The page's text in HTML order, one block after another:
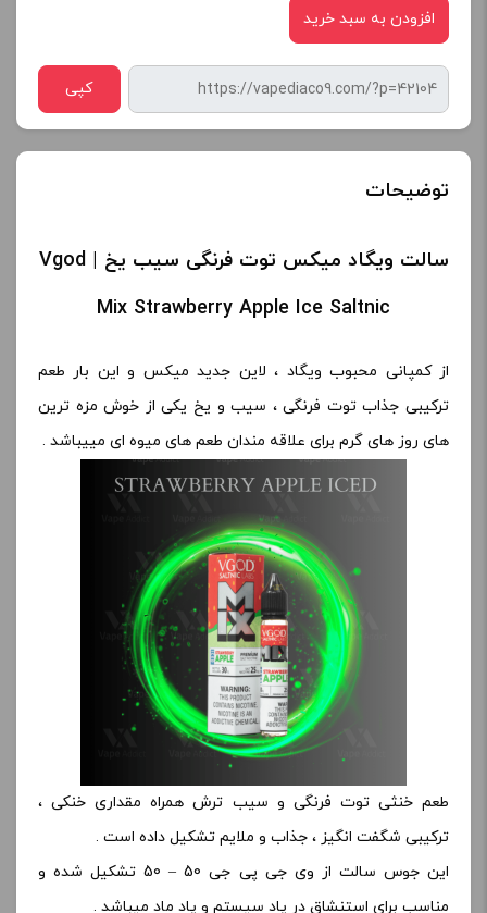
افزودن به سبد خرید
کپی
توضیحات
سالت ویگاد میکس توت فرنگی سیب یخ | Vgod
Mix Strawberry Apple Ice Saltnic
از کمپانی محبوب ویگاد ، لاین جدید میکس و این بار طعم
ترکیبی جذاب توت فرنگی ، سیب و یخ یکی از خوش مزه ترین
های روز های گرم برای علاقه مندان طعم های میوه ای مییباشد .
طعم خنثی توت فرنگی و سیب ترش همراه مقداری خنکی ،
ترکیبی شگفت انگیز ، جذاب و ملایم تشکیل داده است .
این جوس سالت از وی جی پی جی 50 – 50 تشکیل شده و
مناسب برای استنشاق در پاد سیستم و پاد ماد میباشد .